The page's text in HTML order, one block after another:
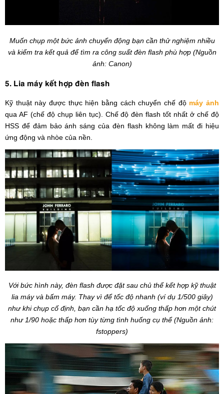
Muốn chụp một bức ảnh chuyển động bạn cần thử nghiệm nhiều
và kiểm tra kết quả để tìm ra công suất đèn flash phù hợp (Nguồn
ảnh: Canon)
5. Lia máy kết hợp đèn flash
Kỹ thuật này được thực hiện bằng cách chuyển chế độ máy ảnh
qua AF (chế độ chụp liên tục). Chế độ đèn flash tốt nhất ở chế độ
HSS để đảm bảo ánh sáng của đèn flash không làm mất đi hiệu
ứng động và nhòe của nền.
Với bức hình này, đèn flash được đặt sau chủ thể kết hợp kỹ thuật
lia máy và bấm máy. Thay vì để tốc độ nhanh (ví dụ 1/500 giây)
như khi chụp cố định, bạn cần hạ tốc độ xuống thấp hơn một chút
như 1/90 hoặc thấp hơn tùy từng tình huống cụ thể (Nguồn ảnh:
fstoppers)